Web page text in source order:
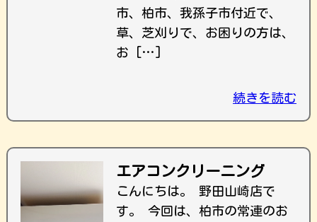
市、柏市、我孫子市付近で、
草、芝刈りで、お困りの方は、
お […]
続きを読む
エアコンクリーニング
こんにちは。 野田山崎店で
す。 今回は、柏市の常連のお